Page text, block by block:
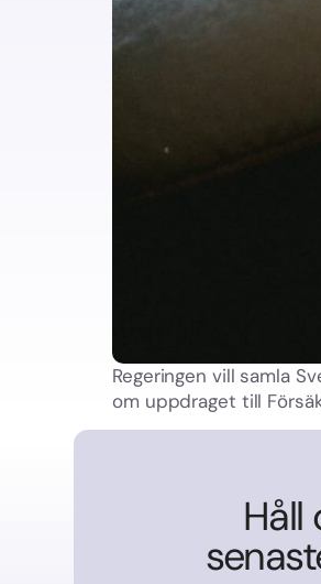
Regeringen vill samla
om uppdraget till